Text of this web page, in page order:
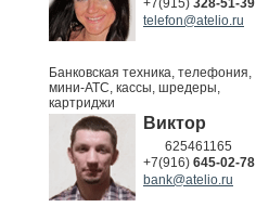
+7(915) 328-51-39
telefon@atelio.ru
Банковская техника, телефония,
мини-АТС, кассы, шредеры,
картриджи
Виктор
625461165
+7(916) 645-02-78
bank@atelio.ru